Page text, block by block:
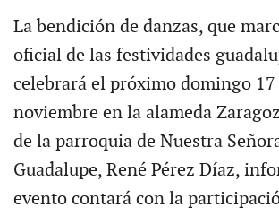
La bendición de danzas, que
oficial de las festividades
celebrará el próximo domingo 17
noviembre en la alameda
de la parroquia de Nuestra
Guadalupe, René Pérez Díaz,
evento contará con la